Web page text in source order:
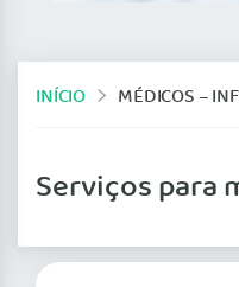
INÍCIO MÉDICOS –
Serviços para